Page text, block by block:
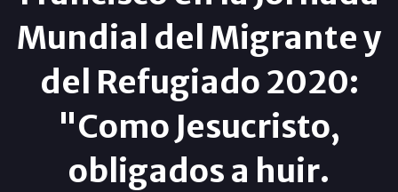
Mundial del Migrante y
del Refugiado 2020:
"Como Jesucristo,
obligados a huir.